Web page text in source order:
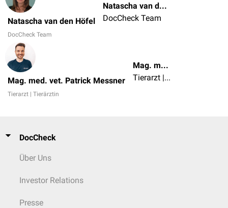
Natascha van den Höfel
DocCheck Team
Natascha van den Höfel
DocCheck Team
Mag. med. vet. Patrick Messner
Tierarzt | Tierärztin
Mag. med. vet. Patrick Messner
Tierarzt | Tierärztin
DocCheck
Über Uns
Investor Relations
Presse